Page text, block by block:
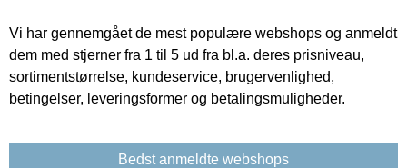
Vi har gennemgået de mest populære webshops og anmeldt
dem med stjerner fra 1 til 5 ud fra bl.a. deres prisniveau,
sortimentstørrelse, kundeservice, brugervenlighed,
betingelser, leveringsformer og betalingsmuligheder.
Bedst anmeldte webshops